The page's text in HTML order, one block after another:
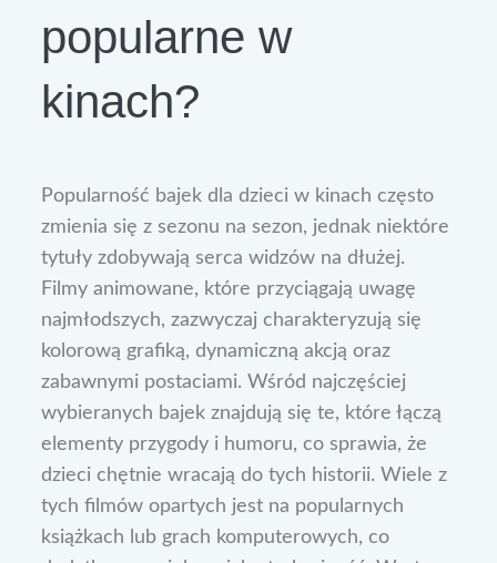
popularne w
kinach?
Popularność bajek dla dzieci w kinach często
zmienia się z sezonu na sezon, jednak niektóre
tytuły zdobywają serca widzów na dłużej.
Filmy animowane, które przyciągają uwagę
najmłodszych, zazwyczaj charakteryzują się
kolorową grafiką, dynamiczną akcją oraz
zabawnymi postaciami. Wśród najczęściej
wybieranych bajek znajdują się te, które łączą
elementy przygody i humoru, co sprawia, że
dzieci chętnie wracają do tych historii. Wiele z
tych filmów opartych jest na popularnych
książkach lub grach komputerowych, co